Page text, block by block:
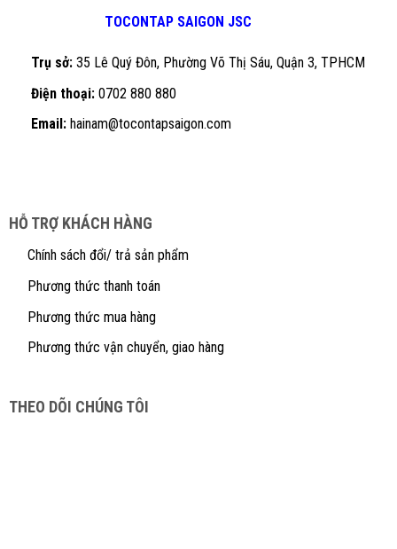
TOCONTAP SAIGON JSC
Trụ sở: 35 Lê Quý Đôn, Phường Võ Thị Sáu, Quận 3, TPHCM
Điện thoại:0702 880 880
Email:hainam@tocontapsaigon.com
HỖ TRỢ KHÁCH HÀNG
Chính sách đổi/ trả sản phẩm
Phương thức thanh toán
Phương thức mua hàng
Phương thức vận chuyển, giao hàng
THEO DÕI CHÚNG TÔI